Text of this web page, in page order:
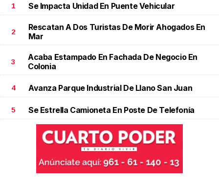
1 Se Impacta Unidad En Puente Vehicular
2
Rescatan A Dos Turistas De Morir Ahogados En
Mar
3
Acaba Estampado En Fachada De Negocio En
Colonia
4 Avanza Parque Industrial De Llano San Juan
5 Se Estrella Camioneta En Poste De Telefonía